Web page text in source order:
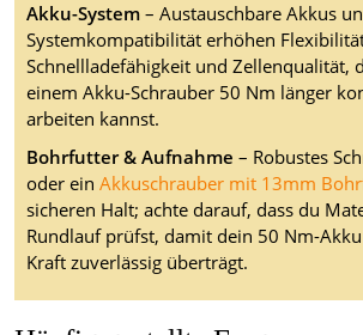
Akku-System– Austauschbare Akkus
Systemkompatibilität erhöhen
Schnellladefähigkeit und Zellenqualität,
einem Akku-Schrauber 50 Nm länger
arbeiten kannst.
Bohrfutter & Aufnahme – Robustes
oder ein Akkuschrauber mit 13mm
sicheren Halt; achte darauf, dass du
Rundlauf prüfst, damit dein 50 Nm-
Kraft zuverlässig überträgt.